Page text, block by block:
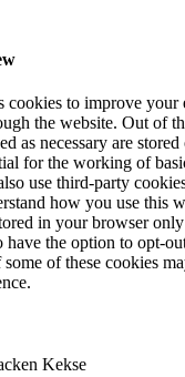
cookies to improve your
the website. Out of
as necessary are
for the working of
use third-party
how you use this
in your browser
have the option to opt-
of these cookies
Kekse